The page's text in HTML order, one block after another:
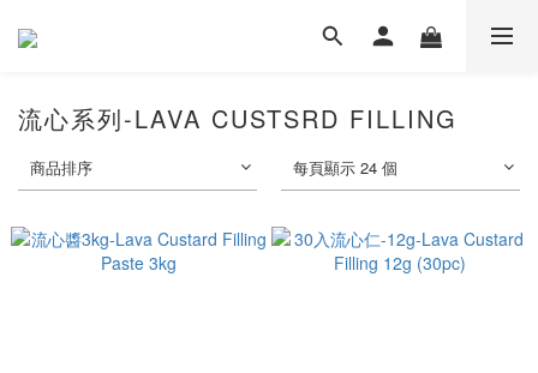
流心系列-LAVA CUSTSRD FILLING
商品排序 每頁顯示 24 個